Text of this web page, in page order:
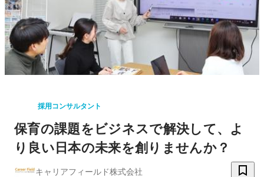
採用コンサルタント
保育の課題をビジネスで解決して、よ
り良い日本の未来を創りませんか？
キャリアフィールド株式会社